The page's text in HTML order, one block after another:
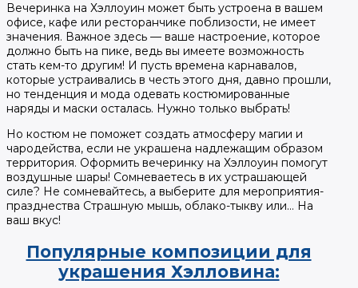
Вечеринка на Хэллоуин может быть устроена в вашем
офисе, кафе или ресторанчике поблизости, не имеет
значения. Важное здесь — ваше настроение, которое
должно быть на пике, ведь вы имеете возможность
стать кем-то другим! И пусть времена карнавалов,
которые устраивались в честь этого дня, давно прошли,
но тенденция и мода одевать костюмированные
наряды и маски осталась. Нужно только выбрать!
Но костюм не поможет создать атмосферу магии и
чародейства, если не украшена надлежащим образом
территория. Оформить вечеринку на Хэллоуин помогут
воздушные шары! Сомневаетесь в их устрашающей
силе? Не сомневайтесь, а выберите для мероприятия-
празднества Страшную мышь, облако-тыкву или… На
ваш вкус!
Популярные композиции для
украшения Хэлловина: